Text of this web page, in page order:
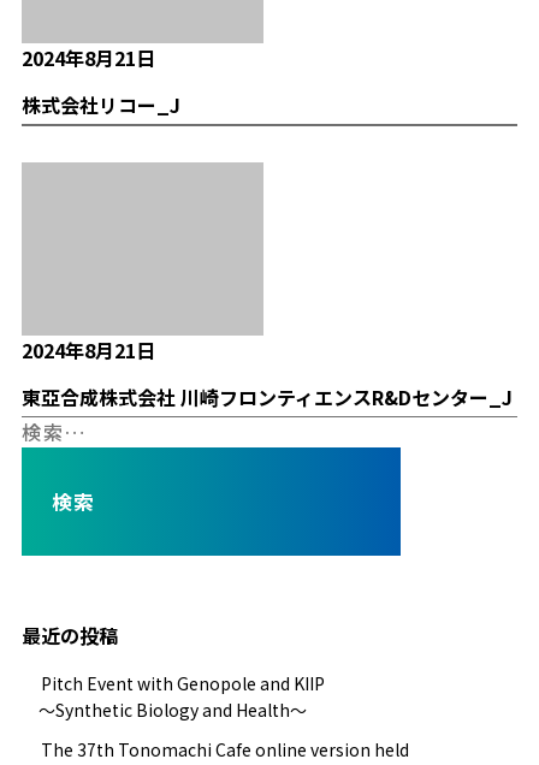
2024年8月21日
株式会社リコー_J
2024年8月21日
東亞合成株式会社 川崎フロンティエンスR&Dセンター_J
検
最近の投稿
Pitch Event with Genopole and KIIP
～Synthetic Biology and Health～
The 37th Tonomachi Cafe online version held